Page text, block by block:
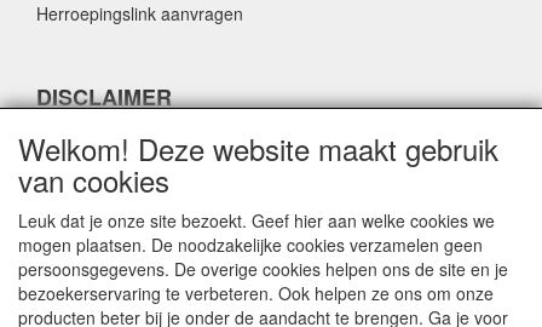
Herroepingslink aanvragen
DISCLAIMER
Herroepingslink aanvragen
CONTACTGEGEVENS
Welkom! Deze website maakt gebruik
van cookies
Leuk dat je onze site bezoekt. Geef hier aan welke cookies we
mogen plaatsen. De noodzakelijke cookies verzamelen geen
persoonsgegevens. De overige cookies helpen ons de site en je
bezoekerservaring te verbeteren. Ook helpen ze ons om onze
producten beter bij je onder de aandacht te brengen. Ga je voor